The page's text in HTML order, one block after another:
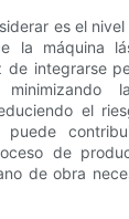
es el
la máquina
integrarse
el
puede
de
de obra